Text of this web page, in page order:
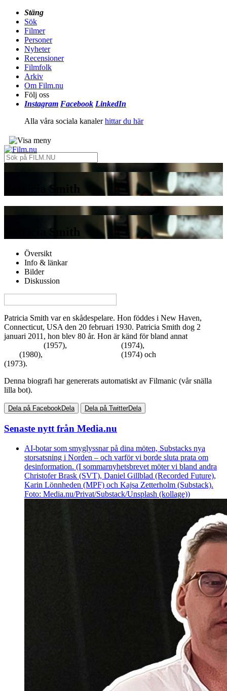
Stäng
Sök
Filmer
Personer
Nyheter
Recensioner
Filmfolk
Arkiv
Om Film.nu
Följ oss
Instagram Facebook LinkedIn
Alla våra sociala kanalerhittar du här
Patricia Smith
Patricia Smith
Översikt
Info & länkar
Bilder
Diskussion
Patricia Smith var en skådespelare. Hon föddes i New Haven,
Connecticut, USA den 20 februari 1930. Patricia Smith dog 2
januari 2011, hon blev 80 år. Hon är känd för bland annat
(1957), (1974),
(1980), (1974) och
(1973).
Denna biografi har genererats automatiskt av Filmanic (vår snälla
lilla bot).
Dela på FacebookDela Dela på TwitterDela
Senaste nytt från Media.nu
AI-botar som smyglyssnar på dina möten, Substacks nya
storsatsning i Norden – och varför vi borde sluta prata om
desinformation. (I sommarnyhetsbrevet möter vi bland andra
Christofer Brask (SVT), Daniel Gillblad (Recorded Future),
Karin Lönnheden (MPF) och Kajsa Zetterholm (Substack).
Foto: Media.nu/Privat/Substack/Unsplash (kollage))